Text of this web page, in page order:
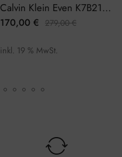
Calvin Klein Even K7B214CP Herrenuhr
170,00 € 279,00€
inkl. 19 % MwSt.